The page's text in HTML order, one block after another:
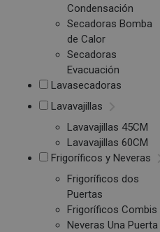
Condensación
Secadoras Bomba
de Calor
Secadoras
Evacuación
Lavasecadoras
Lavavajillas
Lavavajillas 45CM
Lavavajillas 60CM
Frigoríficos y Neveras
Frigoríficos dos
Puertas
Frigoríficos Combis
Neveras Una Puerta